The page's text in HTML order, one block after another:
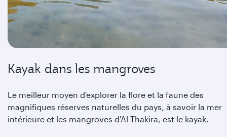
Kayak dans les mangroves
Le meilleur moyen d'explorer la flore et la faune des
magnifiques réserves naturelles du pays, à savoir la mer
intérieure et les mangroves d'Al Thakira, est le kayak.